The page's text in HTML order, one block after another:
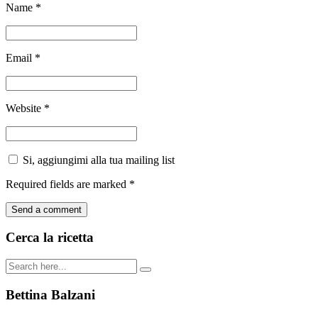
Name *
Email *
Website *
Si, aggiungimi alla tua mailing list
Required fields are marked *
Cerca la ricetta
Bettina Balzani